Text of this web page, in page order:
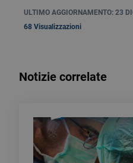
ULTIMO AGGIORNAMENTO: 23
68 Visualizzazioni
Notizie correlate